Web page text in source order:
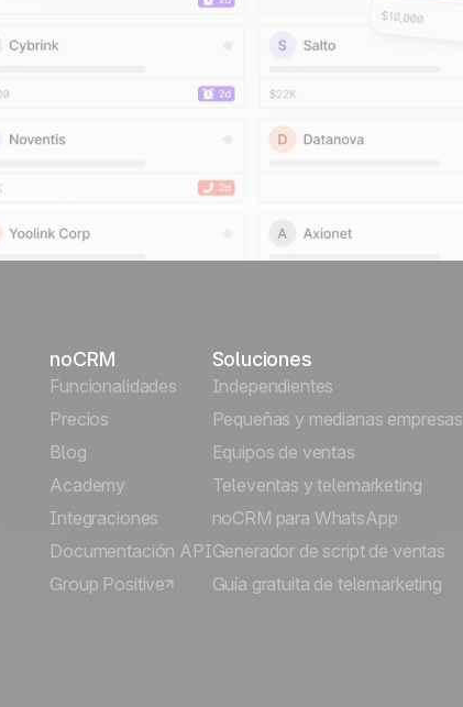
noCRM
Funcionalidades
Precios
Blog
Academy
Integraciones
Documentación API
Group Positive
Soluciones
Independientes
Pequeñas y medianas empresas
Equipos de ventas
Televentas y telemarketing
noCRM para WhatsApp
Generador de script de ventas
Guía gratuita de telemarketing